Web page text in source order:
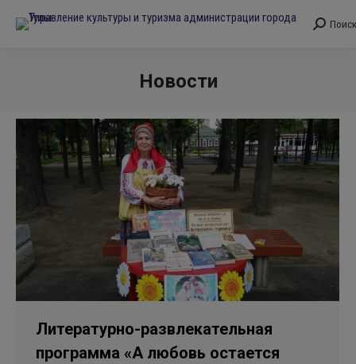
Поиск:
Поиск
Новости
Литературно-развлекательная
программа «А любовь остается